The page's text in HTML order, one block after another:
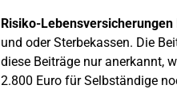
Risiko-Lebensversicherungen
und oder Sterbekassen. Die
diese Beiträge nur anerkannt,
2.800 Euro für Selbständige